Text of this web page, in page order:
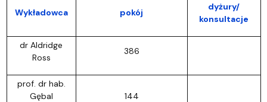
Wykładowca pokój
dyżury/
konsultacje
dr Aldridge
Ross
386
prof. dr hab.
Gębal
144